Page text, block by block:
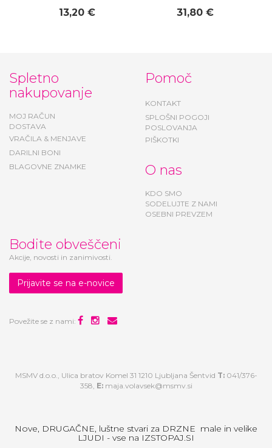
13,20 € 31,80 €
Spletno
nakupovanje
MOJ RAČUN
DOSTAVA
VRAČILA & MENJAVE
DARILNI BONI
BLAGOVNE ZNAMKE
Pomoč
KONTAKT
SPLOŠNI POGOJI
POSLOVANJA
PIŠKOTKI
O nas
KDO SMO
SODELUJTE Z NAMI
OSEBNI PREVZEM
Bodite obveščeni
Akcije, novosti in zanimivosti.
Prijavite se na e-novice
Povežite se z nami:
MSMV d.o.o., Ulica bratov Komel 31 1210 Ljubljana Šentvid T:041/376-
358, E: maja.volavsek@msmv.si
Nove, DRUGAČNE, luštne stvari za DRZNE male in velike
LJUDI - vse na IZSTOPAJ.SI